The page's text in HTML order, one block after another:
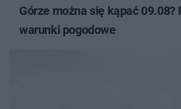
Górze można się kąpać 09.08?
warunki pogodowe